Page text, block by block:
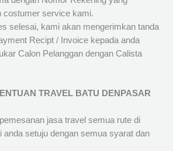
costumer service kami.
selesai, kami akan mengerimkan tanda
Recipt / Invoice kepada anda
Calon Pelanggan dengan Calista
TRAVEL BATU DENPASAR
jasa travel semua rute di
anda setuju dengan semua syarat dan